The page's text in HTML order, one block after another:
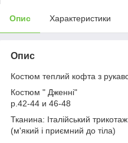
Опис Характеристики
Опис
Костюм теплий кофта з
Костюм " Дженні"
р.42-44 и 46-48
Тканина: Італійський трикотаж
(м'який і приємний до тіла)